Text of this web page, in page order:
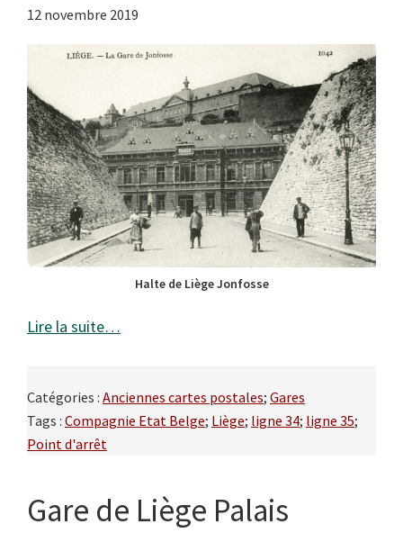
12 novembre 2019
Halte de Liège Jonfosse
Lire la suite…
Catégories : Anciennes cartes postales; Gares
Tags : Compagnie Etat Belge; Liège; ligne 34; ligne 35;
Point d'arrêt
Gare de Liège Palais